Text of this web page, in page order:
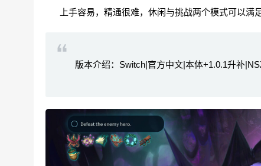
上手容易，精通很难，休闲与挑战两个模式可以满足
版本介绍：Switch|官方中文|本体+1.0.1升补